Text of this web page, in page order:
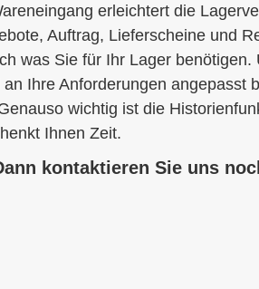
erleichtert die
Auftrag, Lieferscheine und
was Sie für Ihr Lager
Ihre Anforderungen angepasst
wichtig ist die
Ihnen Zeit.
kontaktieren Sie uns